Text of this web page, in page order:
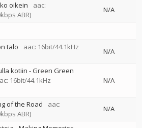
oikein
aac:
ABR)
N/A
talo
aac: 16bit/44.1kHz
N/A
kotiin - Green Green
16bit/44.1kHz
N/A
of the Road
aac:
ABR)
N/A